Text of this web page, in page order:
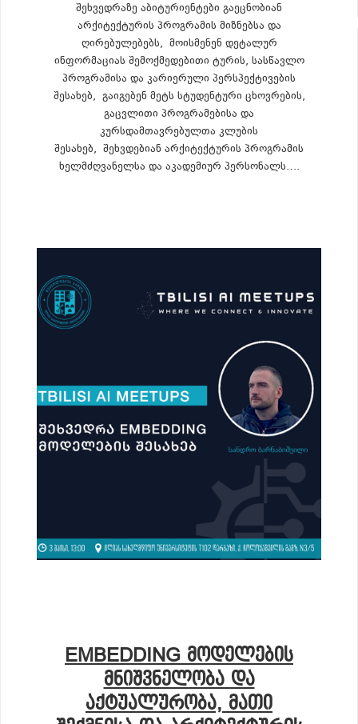
შეხვედრაზე აბიტურიენტები გაეცნობიან
არქიტექტურის პროგრამის მიზნებსა და
ღირებულებებს, მოისმენენ დეტალურ
ინფორმაციას შემოქმედებითი ტურის, სასწავლო
პროგრამისა და კარიერული პერსპექტივების
შესახებ, გაიგებენ მეტს სტუდენტური ცხოვრების,
გაცვლითი პროგრამებისა და
კურსდამთავრებულთა კლუბის
შესახებ, შეხვდებიან არქიტექტურის პროგრამის
ხელმძღვანელსა და აკადემიურ პერსონალს….
EMBEDDING ᲛᲝᲓᲔᲚᲔᲑᲘᲡ
ᲛᲜᲘᲨᲕᲜᲔᲚᲝᲑᲐ ᲓᲐ
ᲐᲥᲢᲣᲐᲚᲣᲠᲝᲑᲐ, ᲛᲐᲗᲘ